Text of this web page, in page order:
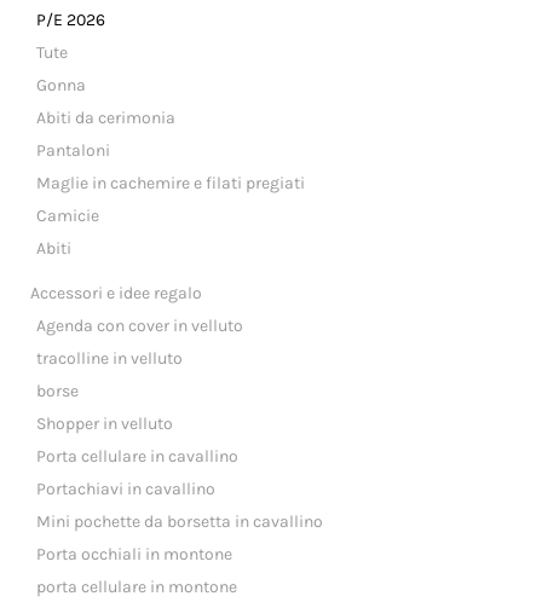
P/E 2026
Tute
Gonna
Abiti da cerimonia
Pantaloni
Maglie in cachemire e filati pregiati
Camicie
Abiti
Accessori e idee regalo
Agenda con cover in velluto
tracolline in velluto
borse
Shopper in velluto
Porta cellulare in cavallino
Portachiavi in cavallino
Mini pochette da borsetta in cavallino
Porta occhiali in montone
porta cellulare in montone